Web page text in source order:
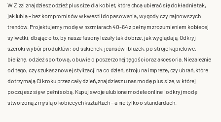
W Zizzi znajdziesz odzież plus size dla kobiet, które chcą ubierać się dokładnie tak,
jak lubią – bez kompromisów w kwestii dopasowania, wygody czy najnowszych
trendów. Projektujemy modę w rozmiarach 40-64 z pełnym zrozumieniem kobiecej
sylwetki, dbając o to, by nasze fasony leżały tak dobrze, jak wyglądają. Odkryj
szeroki wybór produktów: od sukienek, jeansów i bluzek, po stroje kąpielowe,
bieliznę, odzież sportową, obuwie o poszerzonej tęgości oraz akcesoria. Niezależnie
od tego, czy szukasz nowej stylizacji na co dzień, stroju na imprezę, czy ubrań, które
dotrzymają Ci kroku przez cały dzień, znajdziesz u nas modę plus size, w której
poczujesz się w pełni sobą. Kupuj swoje ulubione modele online i odkryj modę
stworzoną z myślą o kobiecych kształtach – a nie tylko o standardach.